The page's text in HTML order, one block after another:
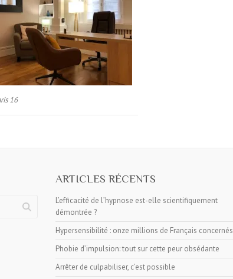
16
ARTICLES RÉCENTS
L’efficacité de l’hypnose est-elle scientifiquement
démontrée ?
Hypersensibilité : onze millions de Français concernés
Phobie d’impulsion: tout sur cette peur obsédante
Arrêter de culpabiliser, c’est possible